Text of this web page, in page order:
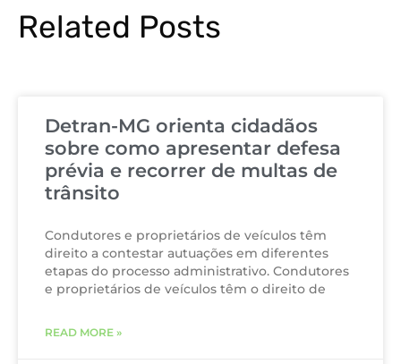
Related Posts
Detran-MG orienta cidadãos
sobre como apresentar defesa
prévia e recorrer de multas de
trânsito
Condutores e proprietários de veículos têm
direito a contestar autuações em diferentes
etapas do processo administrativo. Condutores
e proprietários de veículos têm o direito de
READ MORE »